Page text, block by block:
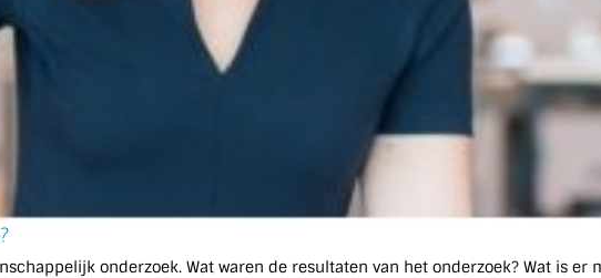
onderzoek. Wat waren de resultaten van het onderzoek? Wat is er